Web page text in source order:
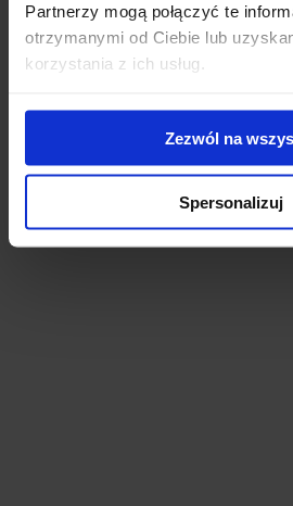
Partnerzy mogą połączyć te
otrzymanymi od Ciebie lub
korzystania z ich usług.
Zezwól na
Spersonalizuj
Podstawki
pod piwo
(100mm)
116,57 zł